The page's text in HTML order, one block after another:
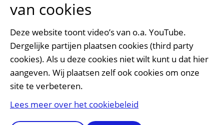
Voorbereiden op uw afspraak
Opvragen kopie dossier
Bezoektijden
Onderwijs en onderzoek
Onze opleidingen
De Nieuwe Utrechtse School
Stage en opleidingsplaatsen
van cookies
Deze website toont video’s van o.a. YouTube.
Dergelijke partijen plaatsen cookies (third party
cookies). Als u deze cookies niet wilt kunt u dat hier
aangeven. Wij plaatsen zelf ook cookies om onze
site te verbeteren.
Lees meer over het cookiebeleid